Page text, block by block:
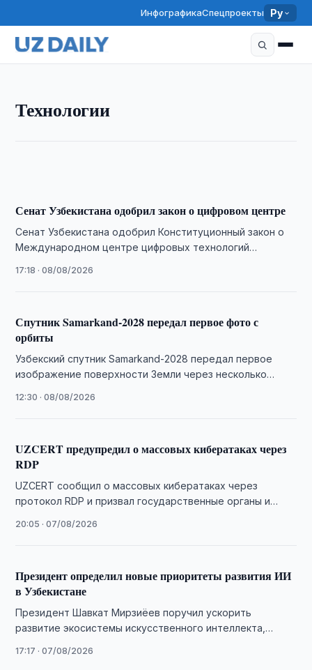
ИнфографикаСпецпроекты Ру
Технологии
Узбекистан и BBC Studios запустили платформу на
Сенат Узбекистана одобрил закон о цифровом центре
Сенат Узбекистана одобрил Конституционный закон о
Международном центре цифровых технологий
17:18 · 08/08/2026
Спутник Samarkand-2028 передал первое фото с
орбиты
Узбекский спутник Samarkand-2028 передал первое
изображение поверхности Земли через несколько
12:30 · 08/08/2026
UZCERT предупредил о массовых кибератаках через
RDP
UZCERT сообщил о массовых кибератаках через
протокол RDP и призвал государственные органы и
20:05 · 07/08/2026
Президент определил новые приоритеты развития ИИ
в Узбекистане
Президент Шавкат Мирзиёев поручил ускорить
развитие экосистемы искусственного интеллекта,
число ИИ-проектов.
17:17 · 07/08/2026